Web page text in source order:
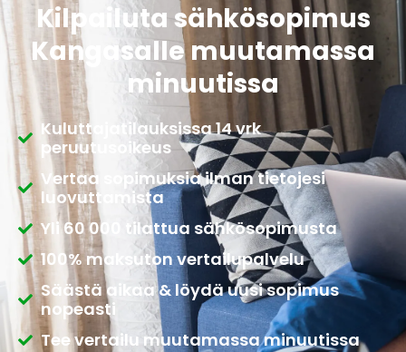
Kilpailuta sähkösopimus
Kangasalle muutamassa
minuutissa
Kuluttajatilauksissa 14 vrk
peruutusoikeus
Vertaa sopimuksia ilman tietojesi
luovuttamista
Yli 60 000 tilattua sähkösopimusta
100% maksuton vertailupalvelu
Säästä aikaa & löydä uusi sopimus
nopeasti
Tee vertailu muutamassa minuutissa